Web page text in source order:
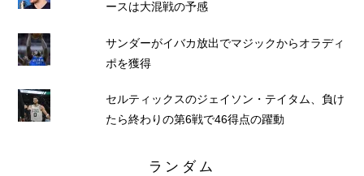
ースは大混戦の予感
サンダーがイバカ放出でマジックからオラディ
ポを獲得
セルティックスのジェイソン・テイタム、負け
たら終わりの第6戦で46得点の躍動
ランダム